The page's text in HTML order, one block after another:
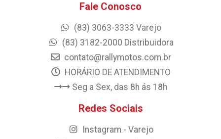
Fale Conosco
(83) 3063-3333 Varejo
(83) 3182-2000 Distribuidora
contato@rallymotos.com.br
HORÁRIO DE ATENDIMENTO
Seg a Sex, das 8h ás 18h
Redes Sociais
Instagram - Varejo